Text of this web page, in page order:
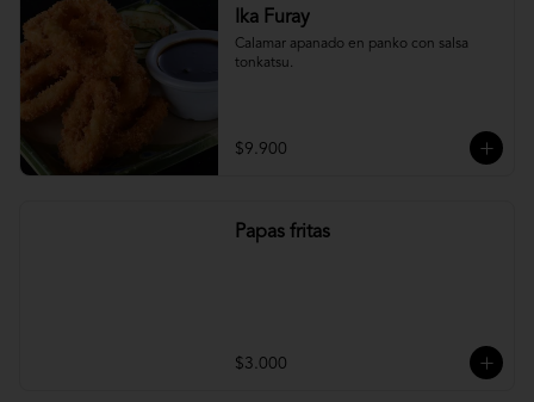
Ika Furay
Calamar apanado en panko con salsa
tonkatsu.
$9.900
Papas fritas
$3.000